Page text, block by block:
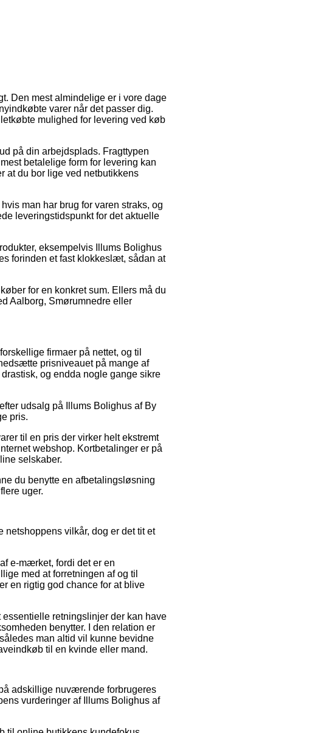
Den mest almindelige er i vore dage
varer når det passer dig.
mulighed for levering ved køb
på din arbejdsplads. Fragttypen
betalelige form for levering kan
at du bor lige ved netbutikkens
man har brug for varen straks, og
leveringstidspunkt for det aktuelle
eksempelvis Illums Bolighus
forinden et fast klokkeslæt, sådan at
for en konkret sum. Ellers må du
Aalborg, Smørumnedre eller
firmaer på nettet, og til
prisniveauet på mange af
og endda nogle gange sikre
udsalg på Illums Bolighus af By
pris.
til en pris der virker helt ekstremt
webshop. Kortbetalinger er på
selskaber.
du benytte en afbetalingsløsning
uger.
vilkår, dog er det tit et
e-mærket, fordi det er en
med at forretningen af og til
en rigtig god chance for at blive
retningslinjer der kan have
benytter. I den relation er
man altid vil kunne bevidne
til en kvinde eller mand.
adskillige nuværende forbrugeres
vurderinger af Illums Bolighus af